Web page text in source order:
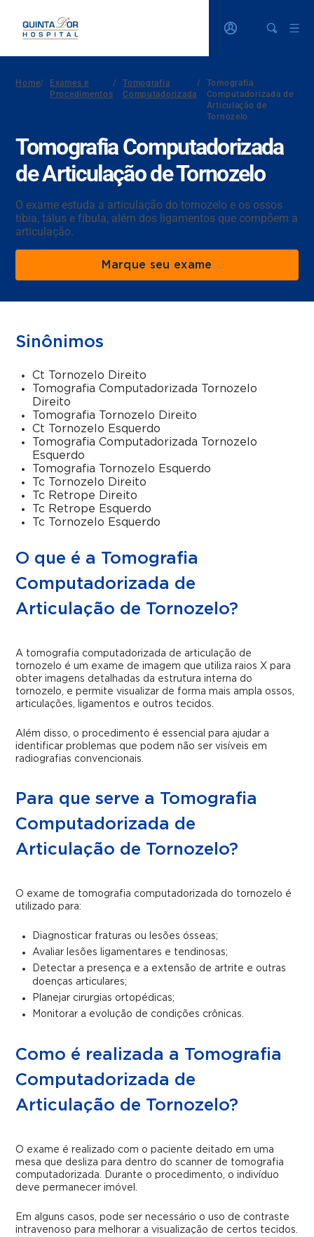
Home/
Exames e
Procedimentos
/
Tomografia
Computadorizada
/
Tomografia
Computadorizada de
Articulação de
Tornozelo
Tomografia Computadorizada
de Articulação de Tornozelo
O exame estuda a articulação do tornozelo e os ossos
tíbia, tálus e fíbula, além dos ligamentos que compõem a
articulação.
Marque seu exame
Sinônimos
Ct Tornozelo Direito
Tomografia Computadorizada Tornozelo
Direito
Tomografia Tornozelo Direito
Ct Tornozelo Esquerdo
Tomografia Computadorizada Tornozelo
Esquerdo
Tomografia Tornozelo Esquerdo
Tc Tornozelo Direito
Tc Retrope Direito
Tc Retrope Esquerdo
Tc Tornozelo Esquerdo
O que é a Tomografia
Computadorizada de
Articulação de Tornozelo?
A tomografia computadorizada de articulação de
tornozelo é um exame de imagem que utiliza raios X para
obter imagens detalhadas da estrutura interna do
tornozelo, e permite visualizar de forma mais ampla ossos,
articulações, ligamentos e outros tecidos.
Além disso, o procedimento é essencial para ajudar a
identificar problemas que podem não ser visíveis em
radiografias convencionais.
Para que serve a Tomografia
Computadorizada de
Articulação de Tornozelo?
O exame de tomografia computadorizada do tornozelo é
utilizado para:
Diagnosticar fraturas ou lesões ósseas;
Avaliar lesões ligamentares e tendinosas;
Detectar a presença e a extensão de artrite e outras
doenças articulares;
Planejar cirurgias ortopédicas;
Monitorar a evolução de condições crônicas.
Como é realizada a Tomografia
Computadorizada de
Articulação de Tornozelo?
O exame é realizado com o paciente deitado em uma
mesa que desliza para dentro do scanner de tomografia
computadorizada. Durante o procedimento, o indivíduo
deve permanecer imóvel.
Em alguns casos, pode ser necessário o uso de contraste
intravenoso para melhorar a visualização de certos tecidos.